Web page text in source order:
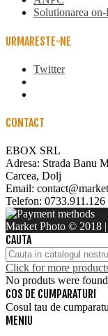
Solutionarea
URMARESTE-NE
Twitter
CONTACT
EBOX SRL
Adresa: Strada Banu
Carcea, Dolj
Email:
Telefon: 0733.911.126
Market Photo © 2018 |
CAUTA
Click for more
No produts were
COS DE CUMPARATURI
Cosul tau de
MENIU